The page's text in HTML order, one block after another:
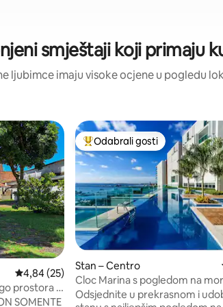
smještaji koji primaju
ljubimce imaju visoke ocjene u pogledu
Prosječna ocjena: 4,84/5, recenzija: 25
4,84 (25)
prostora u
SOMENTE
Među najviše rangiranima s
Odabrali gosti
Stan – Centro
Cloc Marina s pogledom na
Todos os Santos
Odsjednite u prekrasnom i